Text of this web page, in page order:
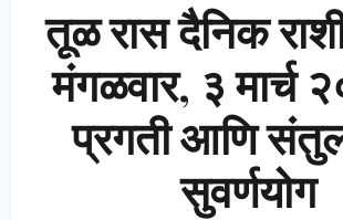
तूळ रास दैनिक
मंगळवार, ३ मार्च
प्रगती आणि
सुवर्णयोग